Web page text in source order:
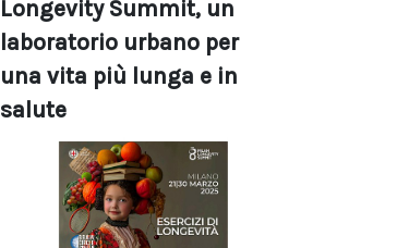
Longevity Summit, un
laboratorio urbano per
una vita più lunga e in
salute